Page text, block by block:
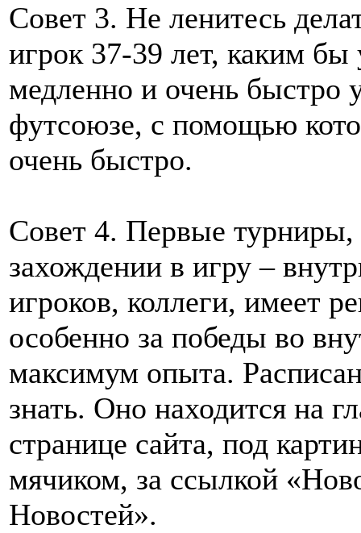
Совет 3. Не ленитесь
игрок 37-39 лет, каким
медленно и очень быстро
футсоюзе, с помощью
очень быстро.
Совет 4. Первые турниры,
захождении в игру –
игроков, коллеги, имеет
особенно за победы во
максимум опыта.
знать. Оно находится на
странице сайта, под
мячиком, за ссылкой
Новостей».